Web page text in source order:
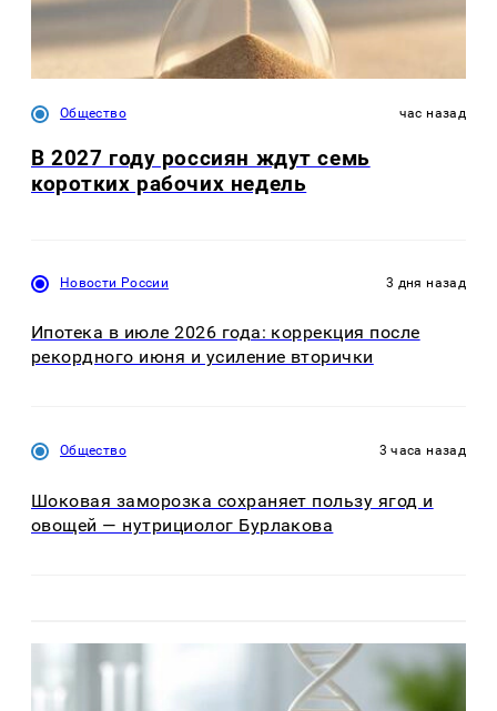
Общество час назад
В 2027 году россиян ждут семь
коротких рабочих недель
Новости России 3 дня назад
Ипотека в июле 2026 года: коррекция после
рекордного июня и усиление вторички
Общество 3 часа назад
Шоковая заморозка сохраняет пользу ягод и
овощей — нутрициолог Бурлакова